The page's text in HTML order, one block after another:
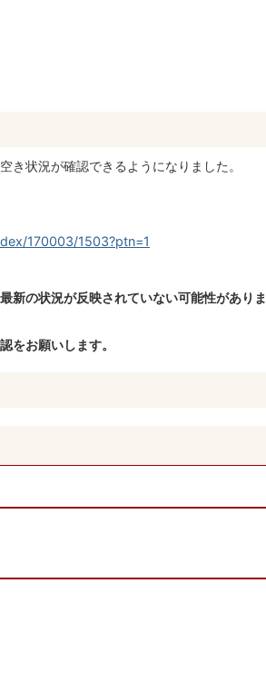
き状況が確認できるようになりました。
170003/1503?ptn=1
新の状況が反映されていない可能性がありま
をお願いします。